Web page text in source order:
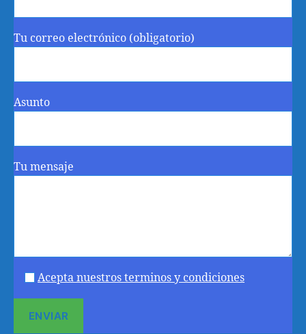
Tu correo electrónico (obligatorio)
Asunto
Tu mensaje
Acepta nuestros terminos y condiciones